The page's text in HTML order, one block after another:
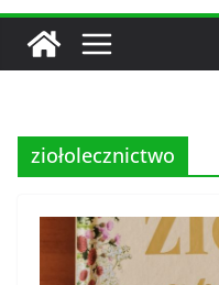
ziołolecznictwo